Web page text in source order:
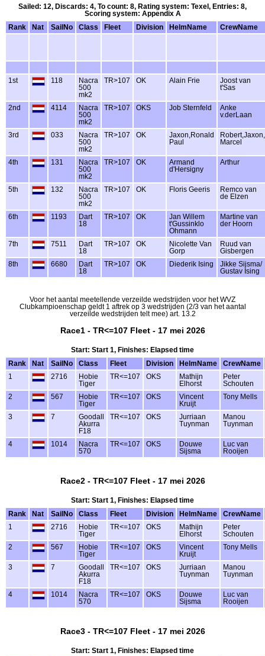
Sailed: 12, Discards: 4, To count: 8, Rating system: Texel, Entries: 8,
Scoring system: Appendix A
Rank
Nat SailNo Class Fleet Division HelmName CrewName
1st 118
Nacra
500
mk2
TR>107 OK Alain Frie
Joost van
t'Sas
2nd 4114
Nacra
500
mk2
TR>107 OKS Job Sternfeld
Anke
v.derLaan
3rd 033
Nacra
500
mk2
TR>107 OK
Jaxon,Ronald
Paul
Robert,Jaxon,
Marcel
4th 131
Nacra
500
mk2
TR>107 OK
Armand
d'Hersigny
Arthur
5th 132
Nacra
500
mk2
TR>107 OK Floris Geeris
Remco van
de Elzen
6th 1193
Dart
18
TR>107 OK
Jan Willem
t'Gussinklo
Ohmann
Martine van
der Hoorn
7th 7511
Dart
18
TR>107 OK
Nicolette Van
Gorp
Ruud van
Gisbergen
8th
6680
Dart
18
TR>107 OK Diederik Ising
Jikke Sijsma/
Gustav Ising
Voor het aantal meetellende verzeilde wedstrijden voor het WVZ
Clubkampioenschap geldt 1 aftrek op 3 wedstrijden (2/3 van het aantal
verzeilde wedstrijden telt mee) art. 13.2
Race1 - TR<=107 Fleet - 17 mei 2026
Start: Start 1, Finishes: Elapsed time
Rank
Nat SailNo Class Fleet Division HelmName
CrewName
1
2716
Hobie
Tiger
TR<=107 OKS
Mathijn
Elhorst
Peter
Schouten
2
567
Hobie
Tiger
TR<=107 OKS
Vincent
Kruijt
Tony Mells
3 7
Goodall
Akurra
F18
TR<=107 OKS
Jurriaan
Tuynman
Manou
Tuynman
4 1014
Nacra
570
TR<=107 OKS
Douwe
Sijsma
Luc van
Rooijen
Race2 - TR<=107 Fleet - 17 mei 2026
Start: Start 1, Finishes: Elapsed time
Rank
Nat SailNo Class Fleet Division HelmName
CrewName
1
2716
Hobie
Tiger
TR<=107 OKS
Mathijn
Elhorst
Peter
Schouten
2
567
Hobie
Tiger
TR<=107 OKS
Vincent
Kruijt
Tony Mells
3 7
Goodall
Akurra
F18
TR<=107 OKS
Jurriaan
Tuynman
Manou
Tuynman
4 1014
Nacra
570
TR<=107 OKS
Douwe
Sijsma
Luc van
Rooijen
Race3 - TR<=107 Fleet - 17 mei 2026
Start: Start 1, Finishes: Elapsed time